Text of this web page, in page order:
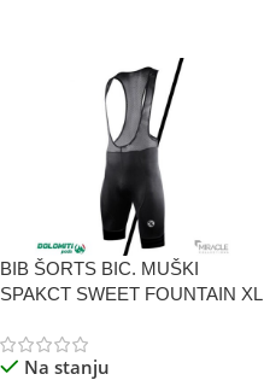
BIB ŠORTS BIC. MUŠKI
SPAKCT SWEET FOUNTAIN XL
Na stanju